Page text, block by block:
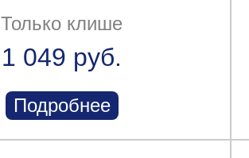
Только клише
1 049 руб.
Подробнее